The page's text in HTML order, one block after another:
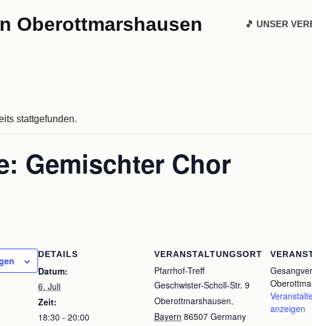
Oberottmarshausen
🎵 UNSER
stattgefunden.
Gemischter Chor
DETAILS
Datum:
6. Juli
Zeit:
18:30 - 20:00
VERANSTALTUNGSORT
Pfarrhof-Treff
Geschwister-Scholl-Str. 9
Oberottmarshausen,
Bayern 86507 Germany
anzeigen